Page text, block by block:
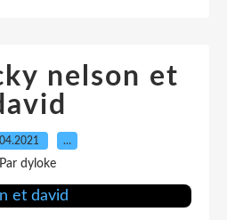
nelson et
…
Par dyloke